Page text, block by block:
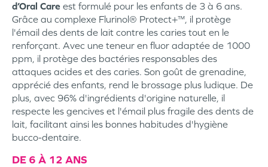
d’Oral Care est formulé pour les enfants de 3 à 6 ans.
Grâce au complexe Flurinol® Protect+™, il protège
l'émail des dents de lait contre les caries tout en le
renforçant. Avec une teneur en fluor adaptée de 1000
ppm, il protège des bactéries responsables des
attaques acides et des caries. Son goût de grenadine,
apprécié des enfants, rend le brossage plus ludique. De
plus, avec 96% d'ingrédients d'origine naturelle, il
respecte les gencives et l'émail plus fragile des dents de
lait, facilitant ainsi les bonnes habitudes d'hygiène
bucco-dentaire.
DE 6 À 12 ANS